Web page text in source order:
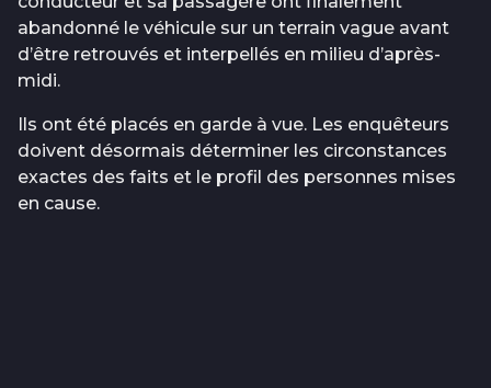
abandonné le véhicule sur un terrain vague avant
d’être retrouvés et interpellés en milieu d’après-
midi.
Ils ont été placés en garde à vue. Les enquêteurs
doivent désormais déterminer les circonstances
exactes des faits et le profil des personnes mises
en cause.